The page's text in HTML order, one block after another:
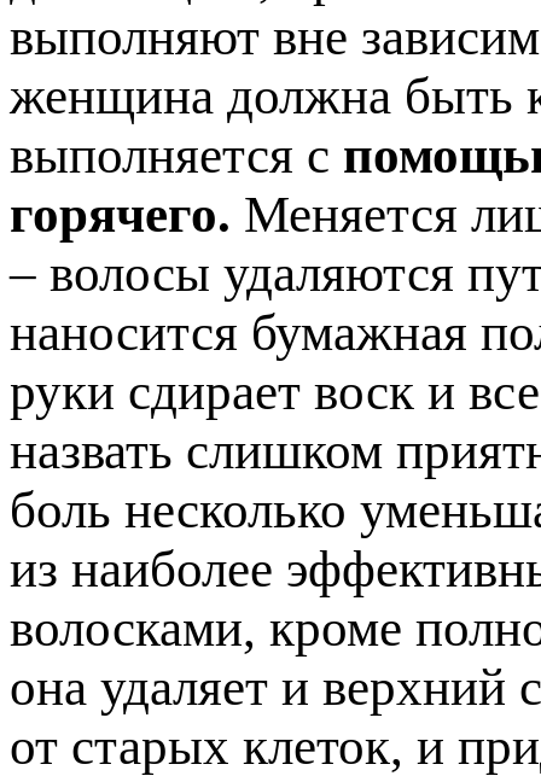
выполняют вне
женщина должна быть
выполняется с
горячего. Меняется
– волосы удаляются
наносится бумажная
руки сдирает воск и
назвать слишком
боль несколько
из наиболее
волосками, кроме
она удаляет и верхний
от старых клеток, и